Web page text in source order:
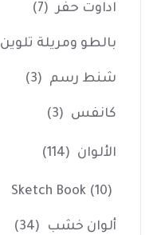
اداوت حفر (7)
بالطو ومريلة تلوين
شنط رسم (3)
كانفس (3)
الألوان (114)
Sketch Book (10)
ألوان خشب (34)